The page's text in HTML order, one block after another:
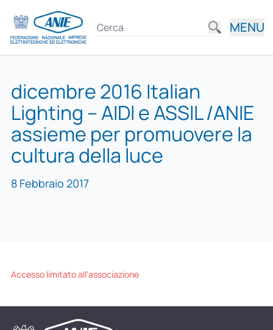
MENU
dicembre 2016 Italian
Lighting – AIDI e ASSIL /ANIE
assieme per promuovere la
cultura della luce
8 Febbraio 2017
Accesso limitato all'associazione